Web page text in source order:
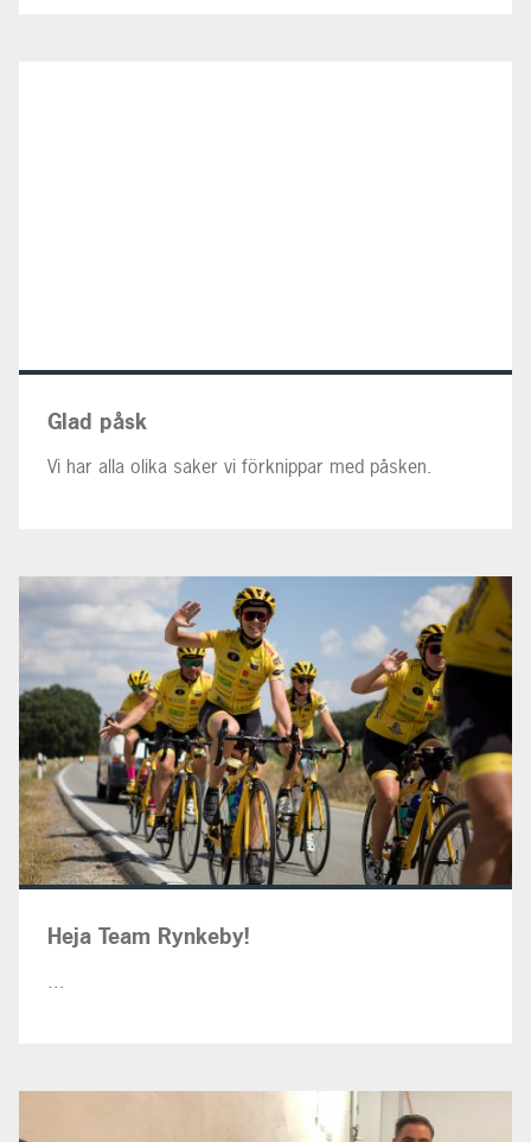
Glad påsk
Vi har alla olika saker vi förknippar med påsken.
Heja Team Rynkeby!
...